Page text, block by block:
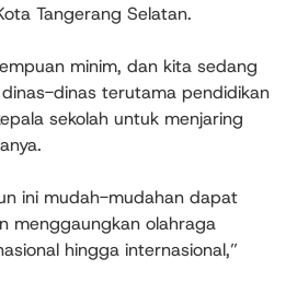
Tangerang Selatan.
minim, dan kita sedang
dinas terutama pendidikan
sekolah untuk menjaring
ini mudah-mudahan dapat
menggaungkan olahraga
hingga internasional,”